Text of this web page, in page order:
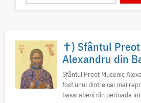
✝) Sfântul
Alexandru din
Sfântul Preot Mucenic
fost unul dintre cei mai
basarabeni din perioada